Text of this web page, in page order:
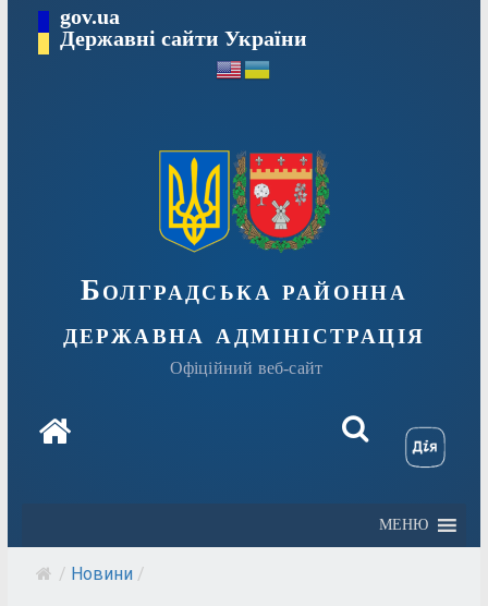
Перейтиgov.ua
Державні сайти України
Болградська районна
державна адміністрація
Офіційний веб-сайт
МЕНЮ
/ Новини /